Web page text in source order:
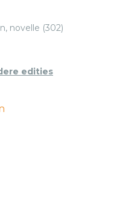
novelle (302)
edities